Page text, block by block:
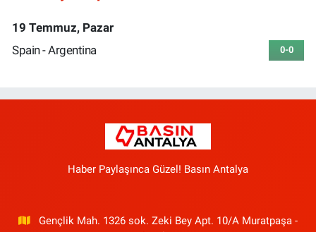
19 Temmuz, Pazar
Spain - Argentina
0-0
Haber Paylaşınca Güzel! Basın Antalya
Gençlik Mah. 1326 sok. Zeki Bey Apt. 10/A Muratpaşa -